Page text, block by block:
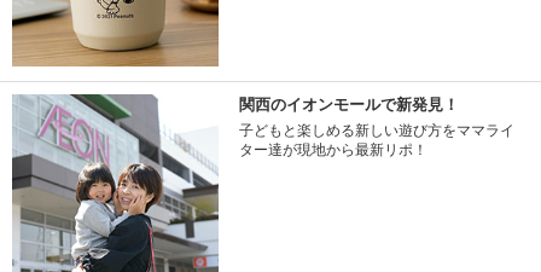
関西のイオンモールで新発見！
子どもと楽しめる新しい遊び方をママライ
ター達が現地から最新リポ！